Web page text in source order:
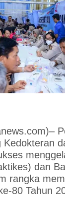
Kedokteran
dan
rangka
80 Tahun